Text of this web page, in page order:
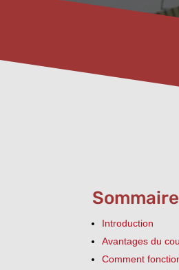
Sommaire
Introduction
Avantages du
Comment